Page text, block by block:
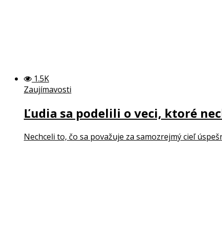
1.5K
Zaujímavosti
Ľudia sa podelili o veci, ktoré
Nechceli to, čo sa považuje za samozrejmý cieľ